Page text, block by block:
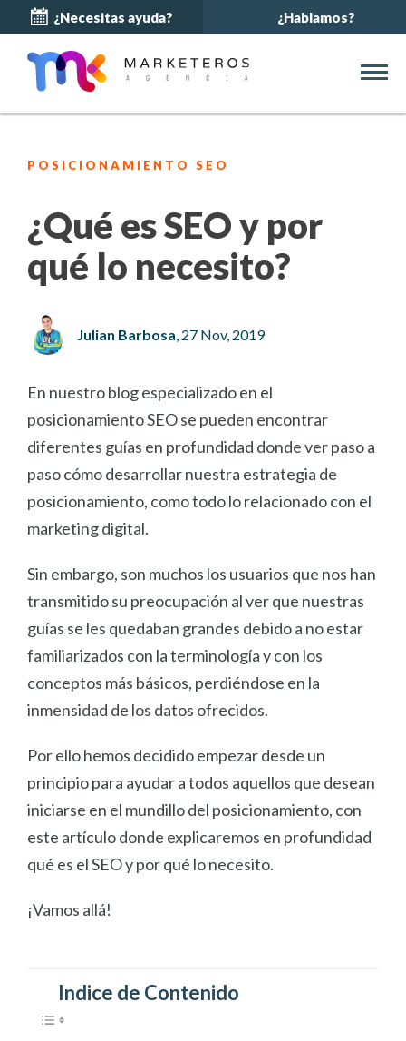
¿Necesitas ayuda? ¿Hablamos?
POSICIONAMIENTO SEO
¿Qué es SEO y por
qué lo necesito?
Julian Barbosa , 27 Nov, 2019
En nuestro blog especializado en el
posicionamiento SEO se pueden encontrar
diferentes guías en profundidad donde ver paso a
paso cómo desarrollar nuestra estrategia de
posicionamiento, como todo lo relacionado con el
marketing digital.
Sin embargo, son muchos los usuarios que nos han
transmitido su preocupación al ver que nuestras
guías se les quedaban grandes debido a no estar
familiarizados con la terminología y con los
conceptos más básicos, perdiéndose en la
inmensidad de los datos ofrecidos.
Por ello hemos decidido empezar desde un
principio para ayudar a todos aquellos que desean
iniciarse en el mundillo del posicionamiento, con
este artículo donde explicaremos en profundidad
qué es el SEO y por qué lo necesito.
¡Vamos allá!
Indice de Contenido